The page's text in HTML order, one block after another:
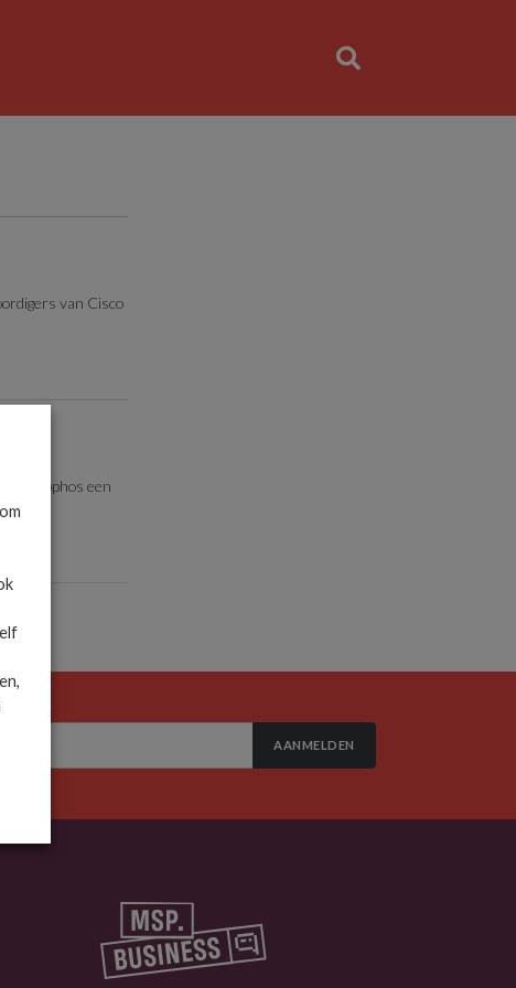
van Cisco
Sophos een
AANMELDEN